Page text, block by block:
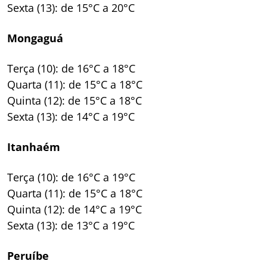
Sexta (13): de 15°C a 20°C
Mongaguá
Terça (10): de 16°C a 18°C
Quarta (11): de 15°C a 18°C
Quinta (12): de 15°C a 18°C
Sexta (13): de 14°C a 19°C
Itanhaém
Terça (10): de 16°C a 19°C
Quarta (11): de 15°C a 18°C
Quinta (12): de 14°C a 19°C
Sexta (13): de 13°C a 19°C
Peruíbe